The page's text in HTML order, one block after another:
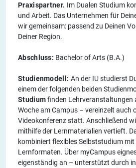
Praxispartner. Im Dualen Studium
und Arbeit. Das Unternehmen für
wir gemeinsam: passend zu Deinen
Deiner Region.
Abschluss: Bachelor of Arts (B.A.)
Studienmodell: An der IU studierst
einem der folgenden beiden
Studiumfinden Lehrveranstaltungen
Woche am Campus – vereinzelt auch
Videokonferenz statt. Anschließend
mithilfe der Lernmaterialien vertieft.
kombiniert flexibles Selbststudium
Lernformaten. Über myCampus
eigenständig an – unterstützt durch